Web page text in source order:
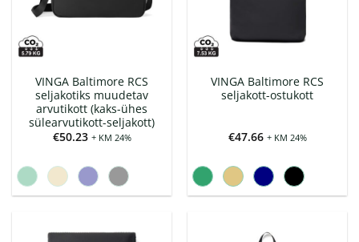
VINGA Baltimore RCS
seljakotiks muudetav
arvutikott (kaks-ühes
sülearvutikott-seljakott)
€50.23 + KM 24%
VINGA Baltimore RCS
seljakott-ostukott
€47.66 + KM 24%